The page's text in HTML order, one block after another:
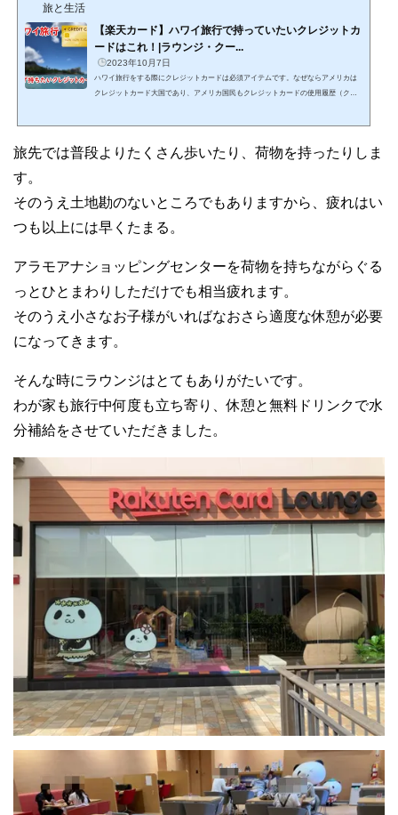
旅と生活
【楽天カード】ハワイ旅行で持っていたいクレジットカ
ードはこれ！|ラウンジ・クー...
2023年10月7日
ハワイ旅行をする際にクレジットカードは必須アイテムです。なぜならアメリカは
クレジットカード大国であり、アメリカ国民もクレジットカードの使用履歴（クレ
カードですますことになります。とはいえどんなクレジットカードをもてばいいの
旅先では普段よりたくさん歩いたり、荷物を持ったりしま
す。
そのうえ土地勘のないところでもありますから、疲れはい
つも以上には早くたまる。
アラモアナショッピングセンターを荷物を持ちながらぐる
っとひとまわりしただけでも相当疲れます。
そのうえ小さなお子様がいればなおさら適度な休憩が必要
になってきます。
そんな時にラウンジはとてもありがたいです。
わが家も旅行中何度も立ち寄り、休憩と無料ドリンクで水
分補給をさせていただきました。